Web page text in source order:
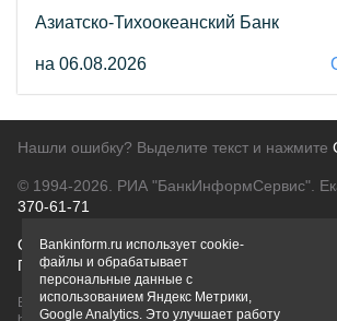
Азиатско-Тихоокеанский Банк
на 06.08.2026
Нашли ошибку? Выделите текст и нажмите
© 1994-2026. РИА "БанкИнформСервис".
370-61-71
О проектеПолитика конфиденциальности
Правовая информацияДля рекламодателей
Вся информация о продуктах банков,
Bankinform.ru использует cookie-
файлы и обрабатывает
персональные данные с
использованием Яндекс Метрики,
Google Analytics. Это улучшает работу